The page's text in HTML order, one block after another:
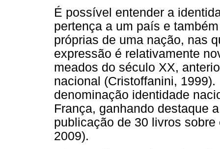
É possível entender a
pertença a um país e
próprias de uma nação, nas
expressão é relativamente
meados do século XX,
nacional (Cristoffanini,
denominação identidade
França, ganhando destaque
publicação de 30 livros
2009).